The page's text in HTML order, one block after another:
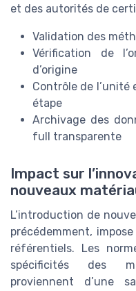
et des autorités de
Validation des
Vérification de
d’origine
Contrôle de l’unité
étape
Archivage des
full transparente
Impact sur
nouveaux
L’introduction de
précédemment,
référentiels. Les
spécificités des
proviennent d’une